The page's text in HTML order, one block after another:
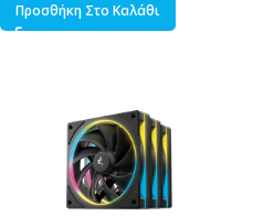
Προσθήκη Στο Καλάθι